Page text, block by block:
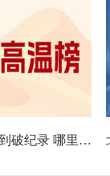
数据看今年7月哪里热到破纪录 哪里暑热连轴转